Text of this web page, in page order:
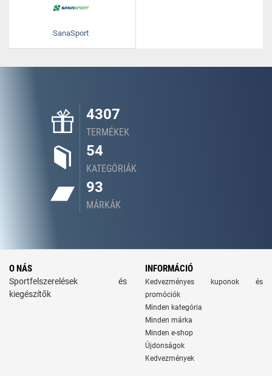
SanaSport
4307
TERMÉKEK
54
KATEGÓRIÁK
93
MÁRKÁK
O NÁS
Sportfelszerelések és
kiegészítők
INFORMÁCIÓ
Kedvezményes kuponok és
promóciók
Minden kategória
Minden márka
Minden e-shop
Újdonságok
Kedvezmények